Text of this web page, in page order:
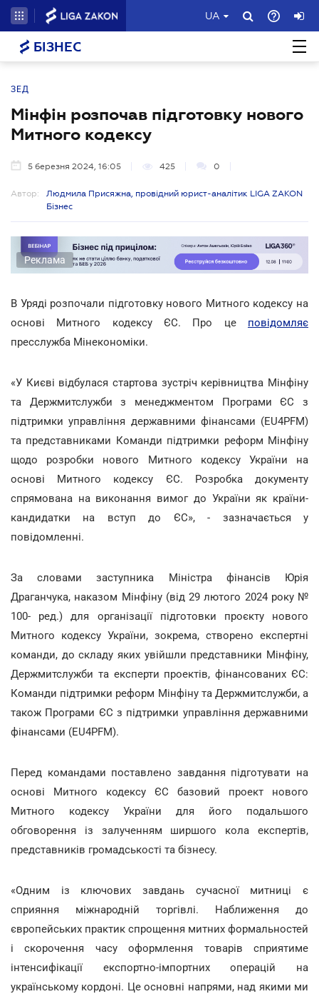
UA
БІЗНЕС
ЗЕД
Мінфін розпочав підготовку нового
Митного кодексу
5 березня 2024, 16:05 425 0
Автор:
Людмила Присяжна, провідний юрист-аналітик LIGA ZAKON
Бізнес
Реклама
В Уряді розпочали підготовку нового Митного кодексу на
основі Митного кодексу ЄС. Про це повідомляє
пресслужба Мінекономіки.
«У Києві відбулася стартова зустріч керівництва Мінфіну
та Держмитслужби з менеджментом Програми ЄС з
підтримки управління державними фінансами (EU4PFM)
та представниками Команди підтримки реформ Мінфіну
щодо розробки нового Митного кодексу України на
основі Митного кодексу ЄС. Розробка документу
спрямована на виконання вимог до України як країни-
кандидатки на вступ до ЄС», - зазначається у
повідомленні.
За словами заступника Міністра фінансів Юрія
Драганчука, наказом Мінфіну (від 29 лютого 2024 року №
100- ред.) для організації підготовки проєкту нового
Митного кодексу України, зокрема, створено експертні
команди, до складу яких увійшли представники Мінфіну,
Держмитслужби та експерти проектів, фінансованих ЄС:
Команди підтримки реформ Мінфіну та Держмитслужби, а
також Програми ЄС з підтримки управління державними
фінансами (EU4PFM).
Перед командами поставлено завдання підготувати на
основі Митного кодексу ЄС базовий проект нового
Митного кодексу України для його подальшого
обговорення із залученням ширшого кола експертів,
представників громадськості та бізнесу.
«Одним із ключових завдань сучасної митниці є
сприяння міжнародній торгівлі. Наближення до
європейських практик спрощення митних формальностей
і скорочення часу оформлення товарів сприятиме
інтенсифікації експортно-імпортних операцій на
українському кордоні. Це основні напрями, над якими ми